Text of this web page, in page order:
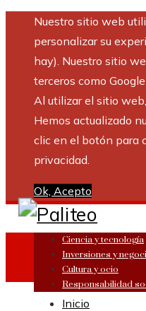
Nuestro sitio web
personalizar su
hay). Nuestro sitio
terceros como
Al utilizar el sitio
Hemos actualizado
clic en el botón para
privacidad.
Ok, Acepto
Ciencia y tecnología
Inversiones y
Cultura y ocio
Responsabilidad
Inicio